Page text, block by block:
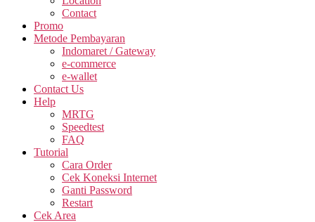
Contact
Promo
Metode Pembayaran
Indomaret / Gateway
e-commerce
e-wallet
Contact Us
Help
MRTG
Speedtest
FAQ
Tutorial
Cara Order
Cek Koneksi Internet
Ganti Password
Restart
Cek Area